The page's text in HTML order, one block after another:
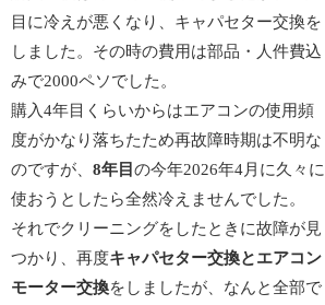
目に冷えが悪くなり、キャパセター交換を
しました。その時の費用は部品・人件費込
みで2000ペソでした。
購入4年目くらいからはエアコンの使用頻
度がかなり落ちたため再故障時期は不明な
のですが、8年目の今年2026年4月に久々に
使おうとしたら全然冷えませんでした。
それでクリーニングをしたときに故障が見
つかり、再度キャパセター交換とエアコン
モーター交換をしましたが、なんと全部で